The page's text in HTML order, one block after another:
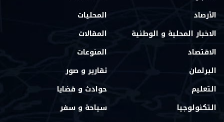
الأرصاد
الاخبار المحلية و الوطنية
الاقتصاد
البرلمان
التعليم
التكنولوجيا
المحليات
المقالات
المنوعات
تقارير و صور
حوادث و قضايا
سياحة و سفر